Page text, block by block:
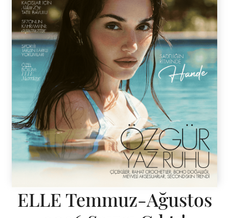
ELLE Temmuz-Ağustos